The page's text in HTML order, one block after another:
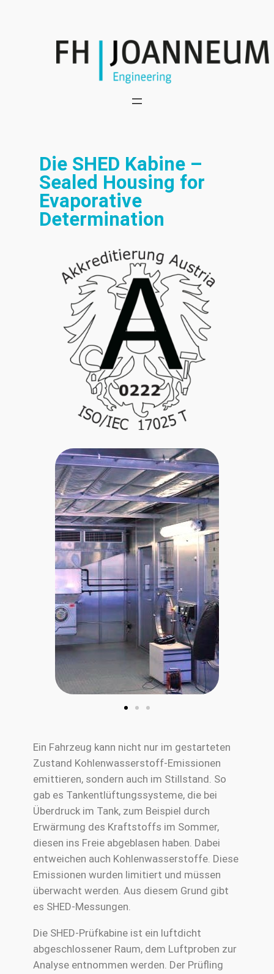
Die SHED Kabine –
Sealed Housing for
Evaporative
Determination
Ein Fahrzeug kann nicht nur im gestarteten
Zustand Kohlenwasserstoff-Emissionen
emittieren, sondern auch im Stillstand. So
gab es Tankentlüftungssysteme, die bei
Überdruck im Tank, zum Beispiel durch
Erwärmung des Kraftstoffs im Sommer,
diesen ins Freie abgeblasen haben. Dabei
entweichen auch Kohlenwasserstoffe. Diese
Emissionen wurden limitiert und müssen
überwacht werden. Aus diesem Grund gibt
es SHED-Messungen.
Die SHED-Prüfkabine ist ein luftdicht
abgeschlossener Raum, dem Luftproben zur
Analyse entnommen werden. Der Prüfling